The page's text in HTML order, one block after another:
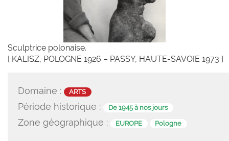
Sculptrice polonaise.
[ KALISZ, POLOGNE 1926 – PASSY, HAUTE-SAVOIE 1973 ]
Domaine : ARTS
Période historique : De 1945 à nos jours
Zone géographique : EUROPE Pologne